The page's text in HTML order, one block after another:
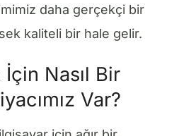
daha gerçekçi bir
kaliteli bir hale gelir.
Nasıl Bir
Var?